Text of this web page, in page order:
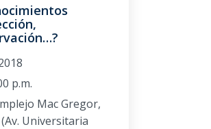
p.m.
Mac Gregor,
Universitaria